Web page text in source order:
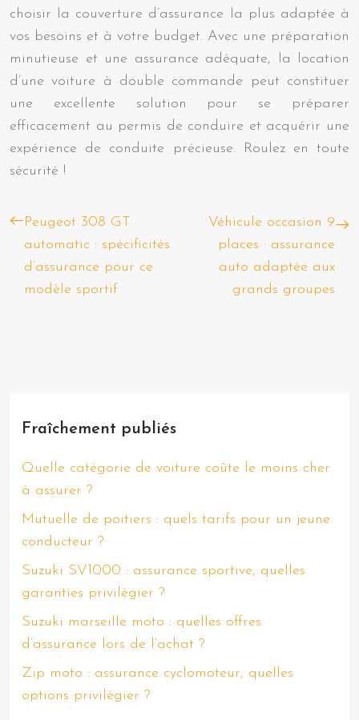
choisir la couverture d’assurance la plus adaptée à
vos besoins et à votre budget. Avec une préparation
minutieuse et une assurance adéquate, la location
d’une voiture à double commande peut constituer
une excellente solution pour se préparer
efficacement au permis de conduire et acquérir une
expérience de conduite précieuse. Roulez en toute
sécurité !
Peugeot 308 GT
automatic : spécificités
d’assurance pour ce
modèle sportif
Véhicule occasion 9
places : assurance
auto adaptée aux
grands groupes
Fraîchement publiés
Quelle catégorie de voiture coûte le moins cher
à assurer ?
Mutuelle de poitiers : quels tarifs pour un jeune
conducteur ?
Suzuki SV1000 : assurance sportive, quelles
garanties privilégier ?
Suzuki marseille moto : quelles offres
d’assurance lors de l’achat ?
Zip moto : assurance cyclomoteur, quelles
options privilégier ?